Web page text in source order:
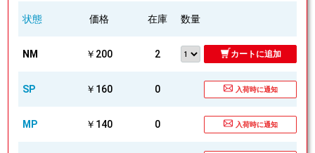
状態 価格 在庫 数量
NM ￥200 2 カートに追加
SP ￥160 0 入荷時に通知
MP ￥140 0 入荷時に通知